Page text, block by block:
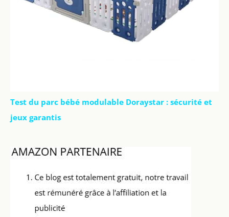
Test du parc bébé modulable Doraystar : sécurité et
jeux garantis